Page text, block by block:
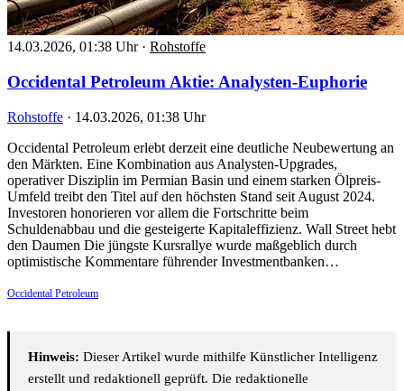
14.03.2026, 01:38 Uhr · Rohstoffe
Occidental Petroleum Aktie: Analysten-Euphorie
Rohstoffe · 14.03.2026, 01:38 Uhr
Occidental Petroleum erlebt derzeit eine deutliche Neubewertung an
den Märkten. Eine Kombination aus Analysten-Upgrades,
operativer Disziplin im Permian Basin und einem starken Ölpreis-
Umfeld treibt den Titel auf den höchsten Stand seit August 2024.
Investoren honorieren vor allem die Fortschritte beim
Schuldenabbau und die gesteigerte Kapitaleffizienz. Wall Street hebt
den Daumen Die jüngste Kursrallye wurde maßgeblich durch
optimistische Kommentare führender Investmentbanken…
Occidental Petroleum
Hinweis: Dieser Artikel wurde mithilfe Künstlicher Intelligenz
erstellt und redaktionell geprüft. Die redaktionelle